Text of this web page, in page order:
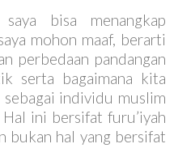
bisa menangkap
mohon maaf, berarti
perbedaan pandangan
serta bagaimana kita
individu muslim
ini bersifat furu’iyah
bukan hal yang bersifat